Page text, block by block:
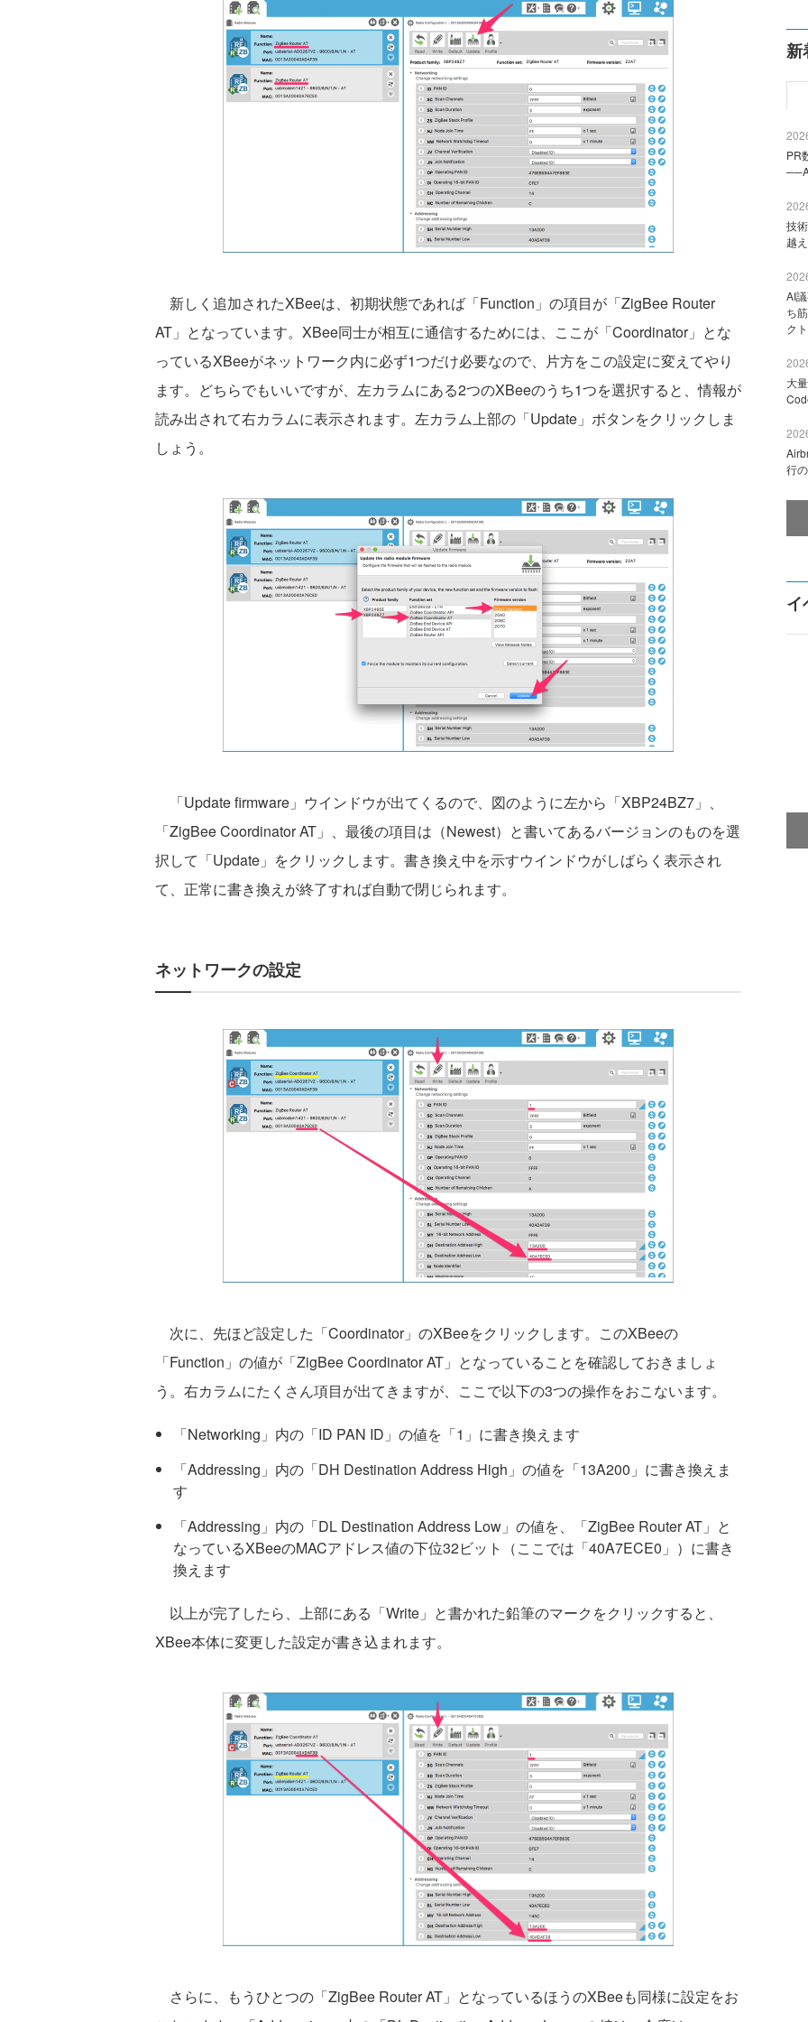
新しく追加されたXBeeは、初期状態であれば「Function」の項目が「ZigBee Router
AT」となっています。XBee同士が相互に通信するためには、ここが「Coordinator」とな
っているXBeeがネットワーク内に必ず1つだけ必要なので、片方をこの設定に変えてやり
ます。どちらでもいいですが、左カラムにある2つのXBeeのうち1つを選択すると、情報が
読み出されて右カラムに表示されます。左カラム上部の「Update」ボタンをクリックしま
しょう。
「Update firmware」ウインドウが出てくるので、図のように左から「XBP24BZ7」、
「ZigBee Coordinator AT」、最後の項目は（Newest）と書いてあるバージョンのものを選
択して「Update」をクリックします。書き換え中を示すウインドウがしばらく表示され
て、正常に書き換えが終了すれば自動で閉じられます。
ネットワークの設定
次に、先ほど設定した「Coordinator」のXBeeをクリックします。このXBeeの
「Function」の値が「ZigBee Coordinator AT」となっていることを確認しておきましょ
う。右カラムにたくさん項目が出てきますが、ここで以下の3つの操作をおこないます。
「Networking」内の「ID PAN ID」の値を「1」に書き換えます
「Addressing」内の「DH Destination Address High」の値を「13A200」に書き換えま
す
「Addressing」内の「DL Destination Address Low」の値を、「ZigBee Router AT」と
なっているXBeeのMACアドレス値の下位32ビット（ここでは「40A7ECE0」）に書き
換えます
以上が完了したら、上部にある「Write」と書かれた鉛筆のマークをクリックすると、
XBee本体に変更した設定が書き込まれます。
さらに、もうひとつの「ZigBee Router AT」となっているほうのXBeeも同様に設定をお
新
PR
技
越
AI
ち
ク
大
行
イ